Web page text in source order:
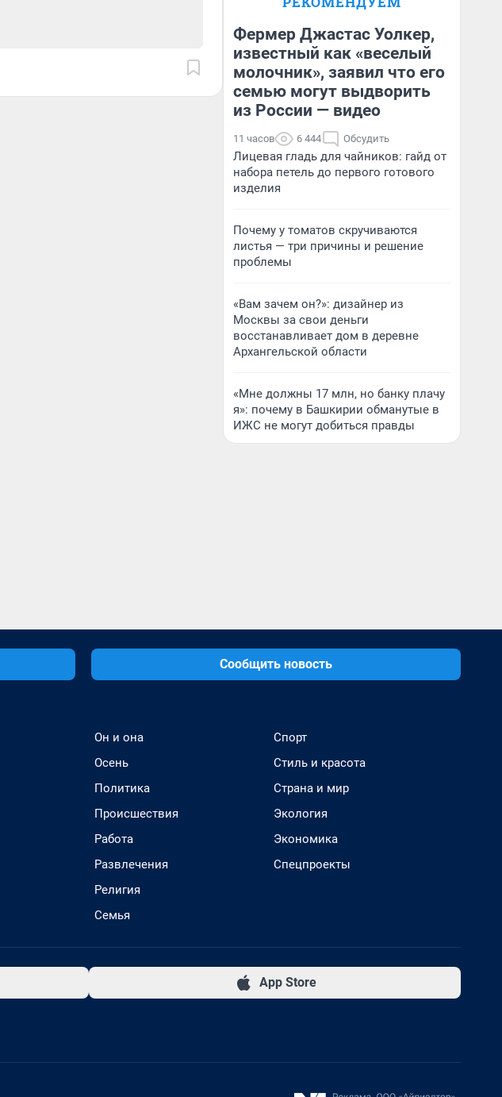
Надежда Губарь
Фермер Джастас Уолкер,
известный как «веселый
молочник», заявил что его
семью могут выдворить
из России — видео
11 часов 6 444 Обсудить
Лицевая гладь для чайников: гайд от
набора петель до первого готового
изделия
Почему у томатов скручиваются
листья — три причины и решение
проблемы
«Вам зачем он?»: дизайнер из
Москвы за свои деньги
восстанавливает дом в деревне
Архангельской области
«Мне должны 17 млн, но банку плачу
я»: почему в Башкирии обманутые в
ИЖС не могут добиться правды
Сообщить новость
Он и она
Осень
Политика
Происшествия
Работа
Развлечения
Религия
Семья
Спорт
Стиль и красота
Страна и мир
Экология
Экономика
Спецпроекты
App Store